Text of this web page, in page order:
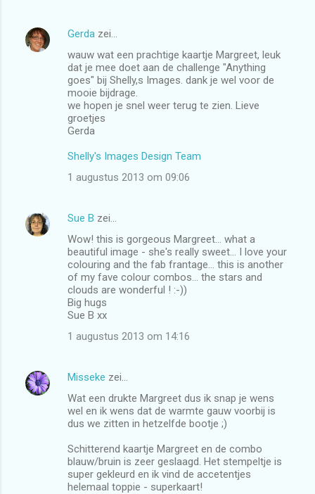
Gerda zei…
wauw wat een prachtige kaartje Margreet, leuk
dat je mee doet aan de challenge "Anything
goes" bij Shelly,s Images. dank je wel voor de
mooie bijdrage.
we hopen je snel weer terug te zien. Lieve
groetjes
Gerda
Shelly's Images Design Team
1 augustus 2013 om 09:06
Sue B zei…
Wow! this is gorgeous Margreet… what a
beautiful image - she's really sweet… I love your
colouring and the fab frantage… this is another
of my fave colour combos… the stars and
clouds are wonderful ! :-))
Big hugs
Sue B xx
1 augustus 2013 om 14:16
Misseke zei…
Wat een drukte Margreet dus ik snap je wens
wel en ik wens dat de warmte gauw voorbij is
dus we zitten in hetzelfde bootje ;)
Schitterend kaartje Margreet en de combo
blauw/bruin is zeer geslaagd. Het stempeltje is
super gekleurd en ik vind de accetentjes
helemaal toppie - superkaart!